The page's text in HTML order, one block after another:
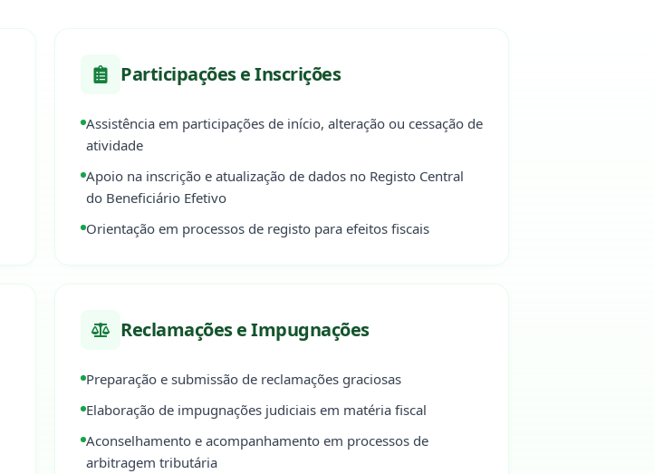
Participações e Inscrições
Assistência em participações de início, alteração ou cessação de
atividade
Apoio na inscrição e atualização de dados no Registo Central
do Beneficiário Efetivo
Orientação em processos de registo para efeitos fiscais
Reclamações e Impugnações
Preparação e submissão de reclamações graciosas
Elaboração de impugnações judiciais em matéria fiscal
Aconselhamento e acompanhamento em processos de
arbitragem tributária